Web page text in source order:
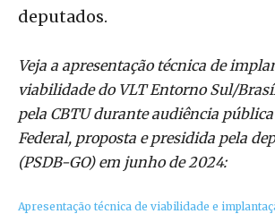
deputados.
Veja a apresentação técnica de
viabilidade do VLT Entorno Sul/
pela CBTU durante audiência
Federal, proposta e presidida pela
(PSDB-GO) em junho de 2024:
Apresentação técnica de viabilidade e